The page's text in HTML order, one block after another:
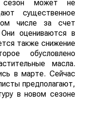
сезон может не
существенное
числе за счет
оцениваются в
также снижение
обусловлено
масла.
в марте. Сейчас
предполагают,
в новом сезоне